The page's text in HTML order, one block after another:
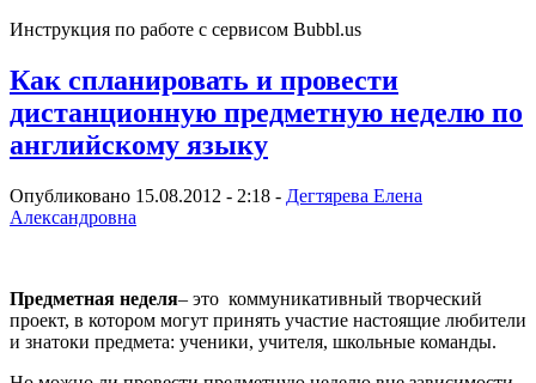
Инструкция по работе с сервисом Bubbl.us
Как спланировать и провести
дистанционную предметную неделю по
английскому языку
Опубликовано 15.08.2012 - 2:18 - Дегтярева Елена
Александровна
Предметная неделя– это коммуникативный творческий
проект, в котором могут принять участие настоящие любители
и знатоки предмета: ученики, учителя, школьные команды.